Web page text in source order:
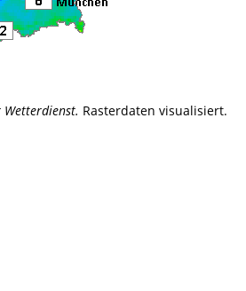
Wetterdienst. Rasterdaten visualisiert.